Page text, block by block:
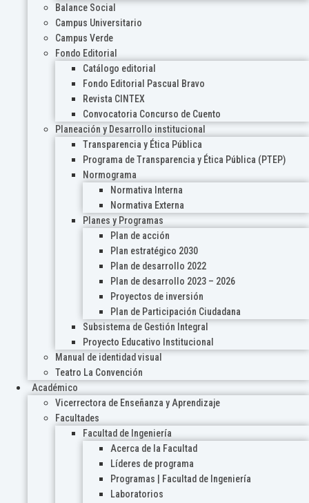
Balance Social
Campus Universitario
Campus Verde
Fondo Editorial
Catálogo editorial
Fondo Editorial Pascual Bravo
Revista CINTEX
Convocatoria Concurso de Cuento
Planeación y Desarrollo institucional
Transparencia y Ética Pública
Programa de Transparencia y Ética Pública (PTEP)
Normograma
Normativa Interna
Normativa Externa
Planes y Programas
Plan de acción
Plan estratégico 2030
Plan de desarrollo 2022
Plan de desarrollo 2023 – 2026
Proyectos de inversión
Plan de Participación Ciudadana
Subsistema de Gestión Integral
Proyecto Educativo Institucional
Manual de identidad visual
Teatro La Convención
Académico
Vicerrectora de Enseñanza y Aprendizaje
Facultades
Facultad de Ingeniería
Acerca de la Facultad
Líderes de programa
Programas | Facultad de Ingeniería
Laboratorios